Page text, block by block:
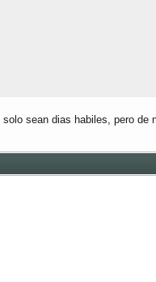
sean dias habiles, pero